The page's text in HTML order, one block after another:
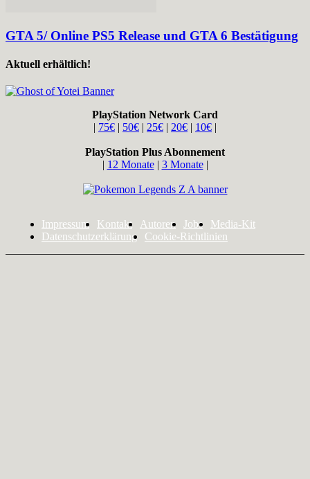
GTA 5/ Online PS5 Release und GTA 6 Bestätigung
Aktuell erhältlich!
PlayStation Network Card
75€ 50€ 25€ 20€ 10€
PlayStation Plus Abonnement
12 Monate| 3 Monate|
Impressum Kontakt Autoren Jobs
Media-Kit
Datenschutzerklärung
Cookie-Richtlinien